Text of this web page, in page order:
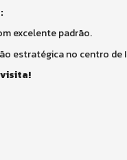
excelente padrão.
estratégica no centro de